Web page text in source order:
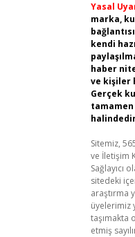
Yasal
marka,
kendi
haber
ve kişiler
Gerçek
Sitemiz,
ve İletişim
Sağlayıcı
sitedeki
araştırma
üyelerimiz
taşımakta
etmiş